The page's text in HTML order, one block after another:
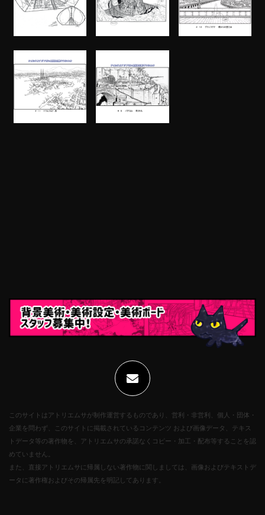
このサイトはアトリエムサが制作運営するものであり、営利・非営利、個人・団体・
企業を問わず、このサイトに掲載されているコンテンツ および画像データ、テキス
トデータ等の著作物を、アトリエムサの承諾なくコピー・加工・配布等することを認
めていません。
また、直接アトリエムサに帰属しない著作物に関しましては、画像およびテキストデ
ータに著作権およびその帰属先を明記してあります。